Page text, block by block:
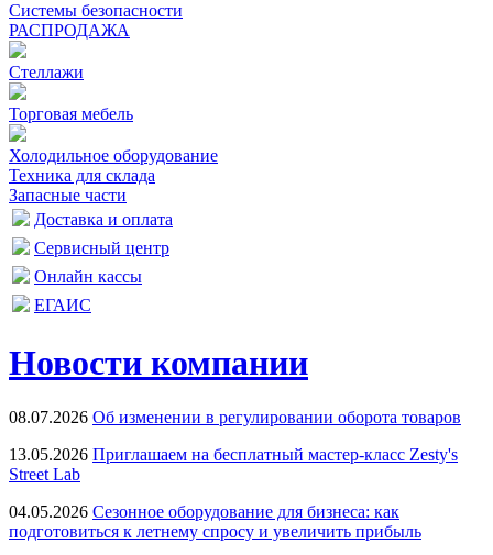
Системы безопасности
РАСПРОДАЖА
Стеллажи
Торговая мебель
Холодильное оборудование
Техника для склада
Запасные части
Доставка и оплата
Сервисный центр
Онлайн кассы
ЕГАИС
Новости компании
08.07.2026 Об изменении в регулировании оборота товаров
13.05.2026 Приглашаем на бесплатный мастер-класс Zesty's
Street Lab
04.05.2026 Сезонное оборудование для бизнеса: как
подготовиться к летнему спросу и увеличить прибыль